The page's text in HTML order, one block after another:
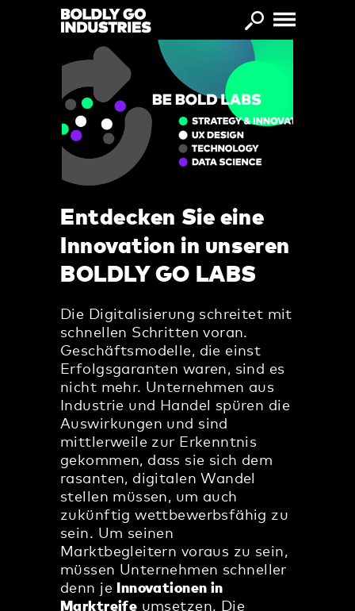
Direkt zum Inhalt
Entdecken Sie eine
Innovation in unseren
BOLDLY GO LABS
Die Digitalisierung schreitet mit
schnellen Schritten voran.
Geschäftsmodelle, die einst
Erfolgsgaranten waren, sind es
nicht mehr. Unternehmen aus
Industrie und Handel spüren die
Auswirkungen und sind
mittlerweile zur Erkenntnis
gekommen, dass sie sich dem
rasanten, digitalen Wandel
stellen müssen, um auch
zukünftig wettbewerbsfähig zu
sein. Um seinen
Marktbegleitern voraus zu sein,
müssen Unternehmen schneller
denn je
Innovationen in
Marktreife umsetzen. Die